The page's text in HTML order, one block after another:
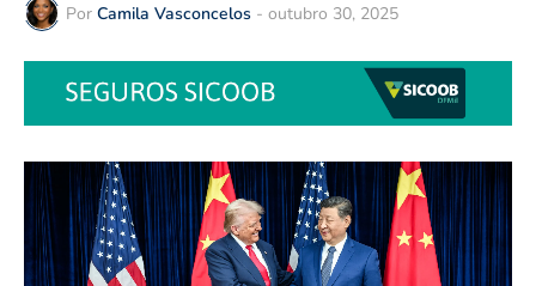
Por Camila Vasconcelos - outubro 30, 2025